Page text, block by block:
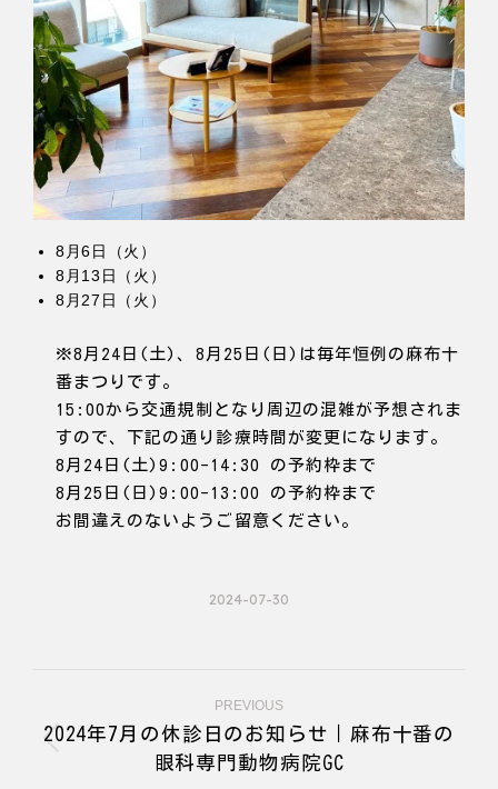
8月6日（火）
8月13日（火）
8月27日（火）
※8月24日(土)、8月25日(日)は毎年恒例の麻布十
番まつりです。
15:00から交通規制となり周辺の混雑が予想されま
すので、下記の通り診療時間が変更になります。
8月24日(土)9:00-14:30 の予約枠まで
8月25日(日)9:00-13:00 の予約枠まで
お間違えのないようご留意ください。
2024-07-30
navigation
PREVIOUS
Previous
post:
2024年7月の休診日のお知らせ｜麻布十番の
眼科専門動物病院GC